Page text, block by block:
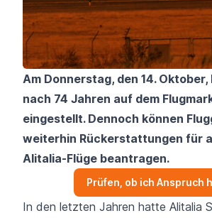
Am Donnerstag, den 14.
nach 74 Jahren auf dem
eingestellt. Dennoch können
weiterhin Rückerstattungen für
Alitalia-Flüge beantragen.
Prüfen, ob ich Anspruch
In den letzten Jahren hatte Alitalia